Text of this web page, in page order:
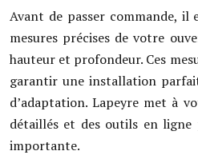
Avant de passer commande, il
mesures précises de votre
hauteur et profondeur. Ces
garantir une installation
d’adaptation. Lapeyre met à
détaillés et des outils en
importante.